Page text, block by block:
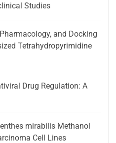
Studies
and Docking
Tetrahydropyrimidine
Drug Regulation: A
mirabilis Methanol
Cell Lines